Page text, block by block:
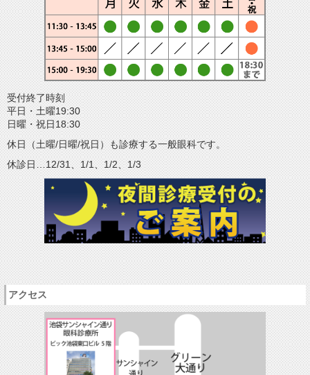
受付終了時刻
平日・土曜19:30
日曜・祝日18:30
休日（土曜/日曜/祝日）も診療する一般眼科です。
休診日…12/31、1/1、1/2、1/3
アクセス